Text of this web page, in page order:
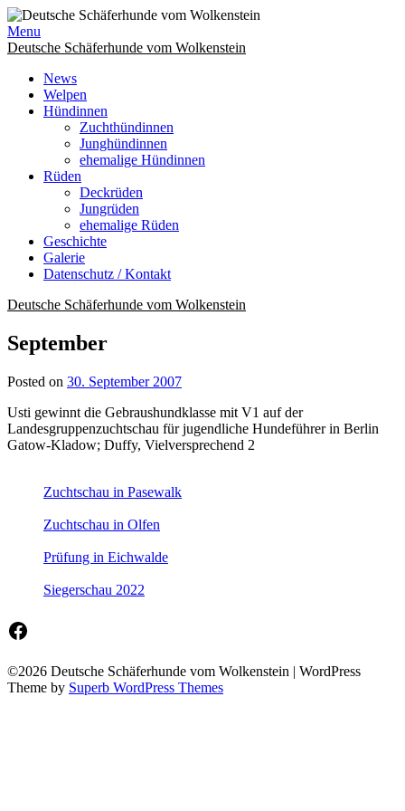
Skip
to
content
Menu
Deutsche Schäferhunde vom Wolkenstein
News
Welpen
Hündinnen
Zuchthündinnen
Junghündinnen
ehemalige Hündinnen
Rüden
Deckrüden
Jungrüden
ehemalige Rüden
Geschichte
Galerie
Datenschutz / Kontakt
Deutsche Schäferhunde vom Wolkenstein
September
Posted on 30. September 2007
Usti gewinnt die Gebraushundklasse mit V1 auf der
Landesgruppenzuchtschau für jugendliche Hundeführer in Berlin
Gatow-Kladow; Duffy, Vielversprechend 2
Zuchtschau in Pasewalk
Zuchtschau in Olfen
Prüfung in Eichwalde
Siegerschau 2022
Facebook
©2026 Deutsche Schäferhunde vom Wolkenstein | WordPress
Theme by Superb WordPress Themes